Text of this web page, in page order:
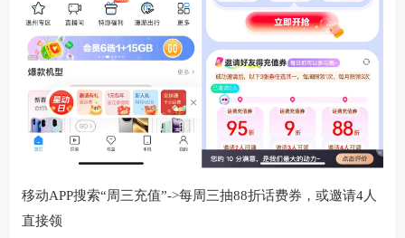
移动APP搜索“周三充值”->每周三抽88折话费券，或邀请4人
直接领